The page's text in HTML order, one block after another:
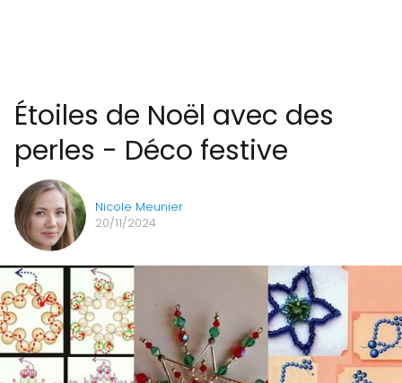
Étoiles de Noël avec des
perles - Déco festive
Nicole Meunier
20/11/2024